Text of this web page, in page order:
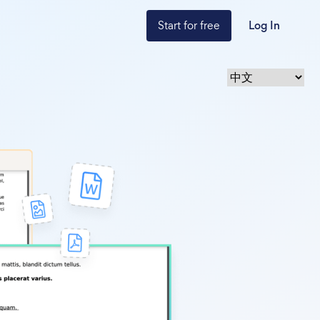
Start for free Log In